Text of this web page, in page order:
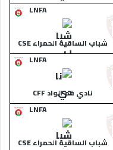
LNFA
شباب الساقية الحمراء CSE
LNFA
نادي فم الواد CFF
LNFA
شباب الساقية الحمراء CSE